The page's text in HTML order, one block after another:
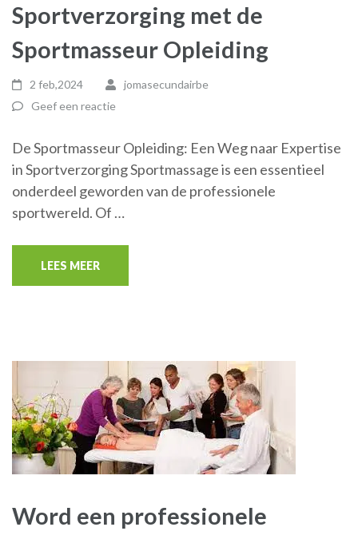
Sportverzorging met de
Sportmasseur Opleiding
2 feb,2024
jomasecundairbe
Geef een reactie
De Sportmasseur Opleiding: Een Weg naar Expertise
in Sportverzorging Sportmassage is een essentieel
onderdeel geworden van de professionele
sportwereld. Of …
LEES MEER
Word een professionele